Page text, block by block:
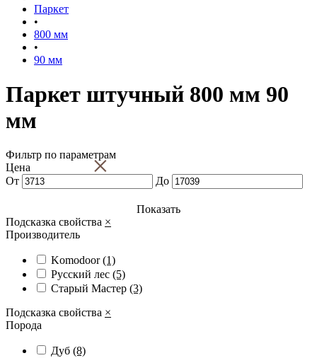
Паркет
•
800 мм
•
90 мм
Паркет штучный 800 мм 90
мм
Фильтр по параметрам
×
Цена
От
До
Показать
Подсказка свойства ×
Производитель
Komodoor(1)
Русский лес (5)
Старый Мастер (3)
Подсказка свойства ×
Порода
Дуб (8)